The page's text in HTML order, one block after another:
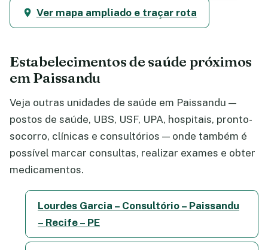
Ver mapa ampliado e traçar rota
Estabelecimentos de saúde próximos
em Paissandu
Veja outras unidades de saúde em Paissandu —
postos de saúde, UBS, USF, UPA, hospitais, pronto-
socorro, clínicas e consultórios — onde também é
possível marcar consultas, realizar exames e obter
medicamentos.
Lourdes Garcia – Consultório – Paissandu
– Recife – PE